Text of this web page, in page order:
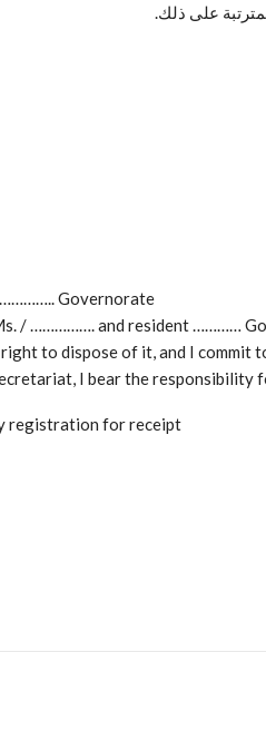
على ذلك.
Governorate ………
/ ……………. and resident …………
to dispose of it, and I
I bear the responsibility
registration for receipt.